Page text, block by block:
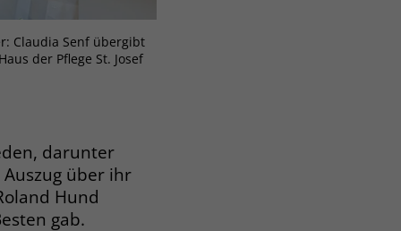
Claudia Senf übergibt
der Pflege St. Josef
darunter
über ihr
Hund
gab.